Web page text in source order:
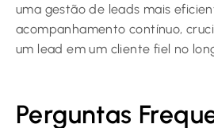
uma gestão de leads mais
acompanhamento contínuo,
um lead em um cliente fiel no
Perguntas